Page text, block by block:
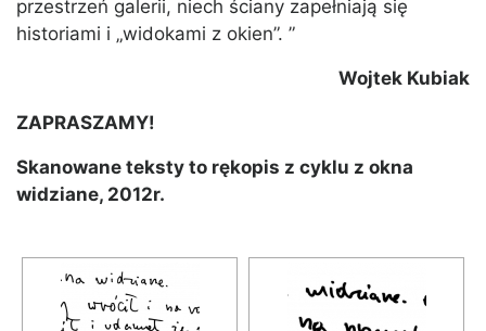
przestrzeń galerii, niech ściany zapełniają się
historiami i „widokami z okien”. ”
Wojtek Kubiak
ZAPRASZAMY!
Skanowane teksty to rękopis z cyklu z okna
widziane, 2012r.